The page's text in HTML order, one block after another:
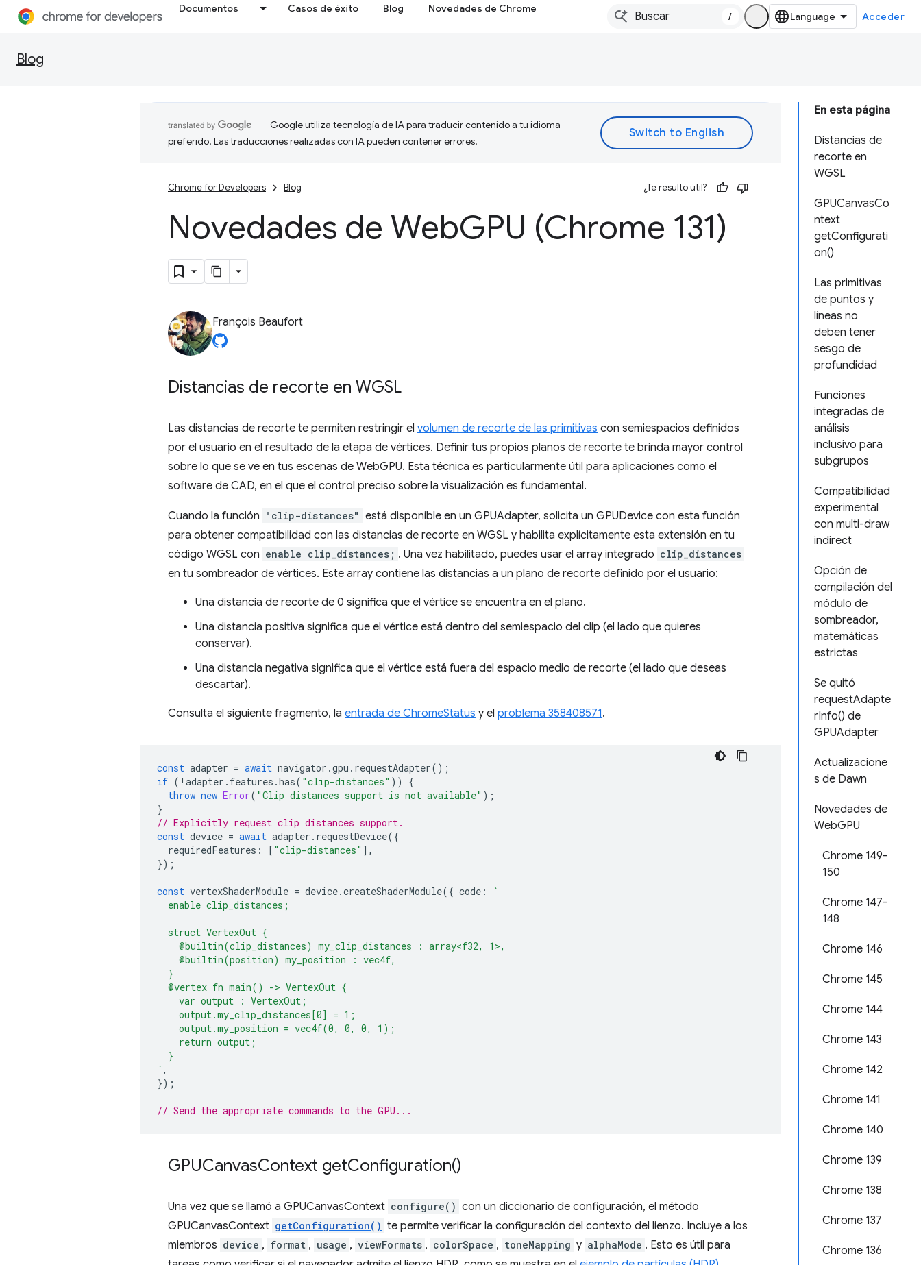
Documentos Casos de éxito Blog Novedades de Chrome
/ Acceder
Blog
En esta página
Distancias de
recorte en
WGSL
GPUCanvasCo
ntext
getConfigurati
on()
Las primitivas
de puntos y
líneas no
deben tener
sesgo de
profundidad
Funciones
integradas de
análisis
inclusivo para
subgrupos
Compatibilidad
experimental
con multi-draw
indirect
Opción de
compilación del
módulo de
sombreador,
matemáticas
estrictas
Se quitó
requestAdapte
rInfo() de
GPUAdapter
Actualizacione
s de Dawn
Novedades de
WebGPU
Chrome 149-
150
Chrome 147-
148
Chrome 146
Chrome 145
Chrome 144
Chrome 143
Chrome 142
Chrome 141
Chrome 140
Chrome 139
Chrome 138
Chrome 137
Chrome 136
Google utiliza tecnología de IA para traducir contenido a tu idioma
preferido. Las traducciones realizadas con IA pueden contener errores.
Chrome for Developers Blog ¿Te resultó útil?
Novedades de WebGPU (Chrome 131)
François Beaufort
Distancias de recorte en WGSL
Las distancias de recorte te permiten restringir el volumen de recorte de las primitivas con semiespacios definidos
por el usuario en el resultado de la etapa de vértices. Definir tus propios planos de recorte te brinda mayor control
sobre lo que se ve en tus escenas de WebGPU. Esta técnica es particularmente útil para aplicaciones como el
software de CAD, en el que el control preciso sobre la visualización es fundamental.
Cuando la función "clip-distances" está disponible en un GPUAdapter, solicita un GPUDevice con esta función
para obtener compatibilidad con las distancias de recorte en WGSL y habilita explícitamente esta extensión en tu
código WGSL con enable clip_distances; . Una vez habilitado, puedes usar el array integrado clip_distances
en tu sombreador de vértices. Este array contiene las distancias a un plano de recorte definido por el usuario:
Una distancia de recorte de 0 significa que el vértice se encuentra en el plano.
Una distancia positiva significa que el vértice está dentro del semiespacio del clip (el lado que quieres
conservar).
Una distancia negativa significa que el vértice está fuera del espacio medio de recorte (el lado que deseas
descartar).
Consulta el siguiente fragmento, la entrada de ChromeStatus y el problema 358408571.
const adapter = await navigator .gpu . requestAdapter();
if ( ! adapter . features .has( "clip-distances" ))
{
throw new Error( "Clip distances support is not available" );
}
// Explicitly request clip distances support.
const device = await adapter . requestDevice({
requiredFeatures : [ "clip-distances" ],
});
const vertexShaderModule = device.createShaderModule({ code :
`
  enable clip_distances;
  struct VertexOut {
    @builtin(clip_distances) my_clip_distances : array<f32, 1>,
    @builtin(position) my_position : vec4f,
  }
  @vertex fn main() -> VertexOut {
    var output : VertexOut;
    output.my_clip_distances[0] = 1;
    output.my_position = vec4f(0, 0, 0, 1);
    return output;
  }
` ,
});
// Send the appropriate commands to the GPU...
GPUCanvasContext getConfiguration()
Una vez que se llamó a GPUCanvasContext configure() con un diccionario de configuración, el método
GPUCanvasContext getConfiguration() te permite verificar la configuración del contexto del lienzo. Incluye a los
miembros device , format , usage , viewFormats , colorSpace , toneMapping y alphaMode . Esto es útil para